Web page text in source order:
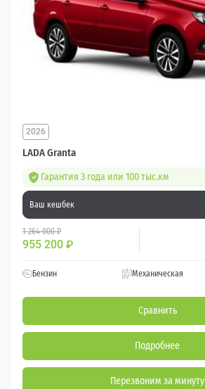
LADA Granta
2026
Гарантия 3 года или 100 тыс.км
Ваш кешбек
1 264 000 ₽
955 200 ₽
Бензин Механическая
Сравнить
Подробнее
Перезвоним за минуту